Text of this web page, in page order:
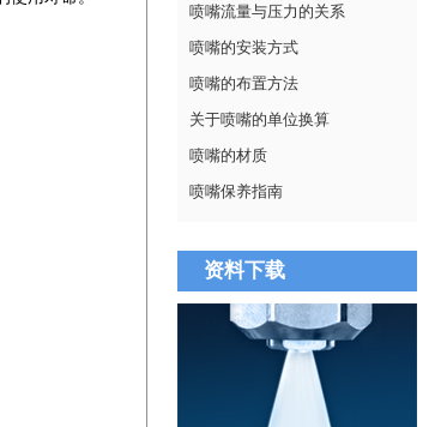
喷嘴流量与压力的关系
喷嘴的安装方式
喷嘴的布置方法
关于喷嘴的单位换算
喷嘴的材质
喷嘴保养指南
资料下载